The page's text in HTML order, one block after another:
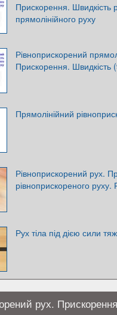
Прискорення. Швидкість
прямолінійного руху
Рівноприскорений
Прискорення. Швидкість
Прямолінійний
Рівноприскорений рух.
рівноприскореного руху.
Рух тіла під дією сили
рух.